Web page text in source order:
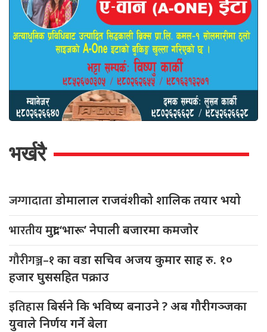
भर्खरै
जग्गादाताडोमालाल राजवंशीको शालिक तयार भयो
भारतीयमुद्रा ‘भारू’ नेपाली बजारमा कमजाेर
गौरीगञ्ज–१का वडा सचिव अजय कुमार साह रु. १०
हजार घुससहित पक्राउ
इतिहासबिर्सने कि भविष्य बनाउने ? अब गौरीगञ्जका
युवाले निर्णय गर्ने बेला